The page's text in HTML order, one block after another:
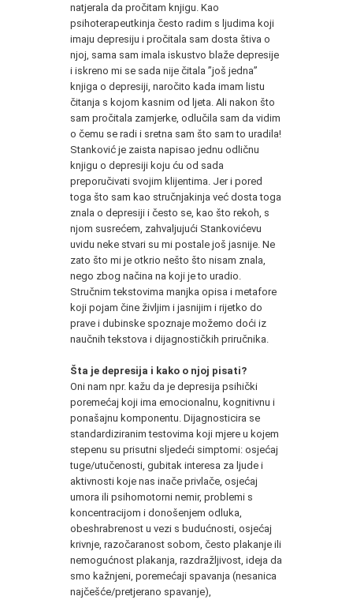
natjerala da pročitam knjigu. Kao
psihoterapeutkinja često radim s ljudima koji
imaju depresiju i pročitala sam dosta štiva o
njoj, sama sam imala iskustvo blaže depresije
i iskreno mi se sada nije čitala ”još jedna”
knjiga o depresiji, naročito kada imam listu
čitanja s kojom kasnim od ljeta. Ali nakon što
sam pročitala zamjerke, odlučila sam da vidim
o čemu se radi i sretna sam što sam to uradila!
Stanković je zaista napisao jednu odličnu
knjigu o depresiji koju ću od sada
preporučivati svojim klijentima. Jer i pored
toga što sam kao stručnjakinja već dosta toga
znala o depresiji i često se, kao što rekoh, s
njom susrećem, zahvaljujući Stankovićevu
uvidu neke stvari su mi postale još jasnije. Ne
zato što mi je otkrio nešto što nisam znala,
nego zbog načina na koji je to uradio.
Stručnim tekstovima manjka opisa i metafore
koji pojam čine življim i jasnijim i rijetko do
prave i dubinske spoznaje možemo doći iz
naučnih tekstova i dijagnostičkih priručnika.
Šta je depresija i kako o njoj pisati?
Oni nam npr. kažu da je depresija psihički
poremećaj koji ima emocionalnu, kognitivnu i
ponašajnu komponentu. Dijagnosticira se
standardiziranim testovima koji mjere u kojem
stepenu su prisutni sljedeći simptomi: osjećaj
tuge/utučenosti, gubitak interesa za ljude i
aktivnosti koje nas inače privlače, osjećaj
umora ili psihomotorni nemir, problemi s
koncentracijom i donošenjem odluka,
obeshrabrenost u vezi s budućnosti, osjećaj
krivnje, razočaranost sobom, često plakanje ili
nemogućnost plakanja, razdražljivost, ideja da
smo kažnjeni, poremećaji spavanja (nesanica
najčešće/pretjerano spavanje),